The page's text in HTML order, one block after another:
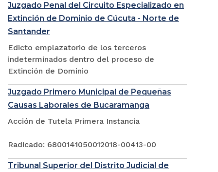
Juzgado Penal del Circuito Especializado en
Extinción de Dominio de Cúcuta - Norte de
Santander
Edicto emplazatorio de los terceros
indeterminados dentro del proceso de
Extinción de Dominio
Juzgado Primero Municipal de Pequeñas
Causas Laborales de Bucaramanga
Acción de Tutela Primera Instancia
Radicado: 6800141050012018-00413-00
Tribunal Superior del Distrito Judicial de